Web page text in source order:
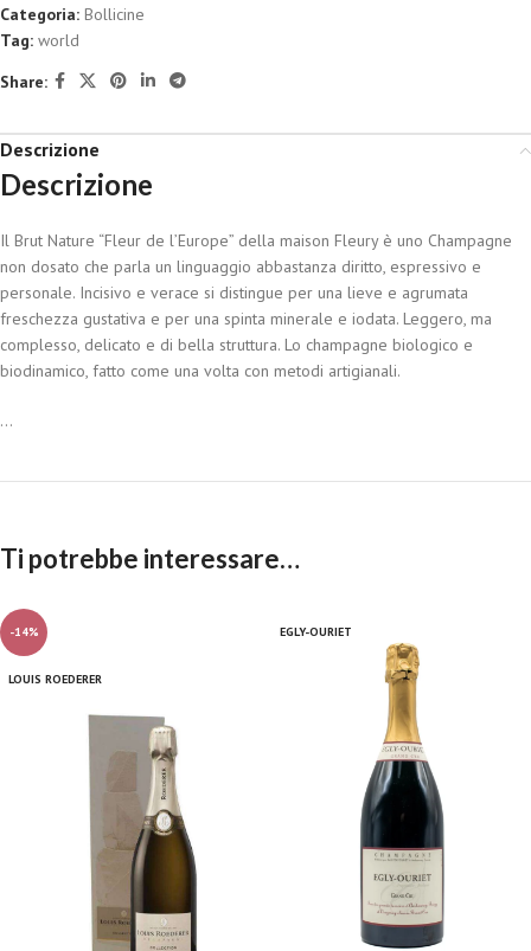
Categoria: Bollicine
Tag: world
Share:
Descrizione
Descrizione
Il Brut Nature “Fleur de l’Europe” della maison Fleury è uno Champagne
non dosato che parla un linguaggio abbastanza diritto, espressivo e
personale. Incisivo e verace si distingue per una lieve e agrumata
freschezza gustativa e per una spinta minerale e iodata. Leggero, ma
complesso, delicato e di bella struttura. Lo champagne biologico e
biodinamico, fatto come una volta con metodi artigianali.
...
Ti potrebbe interessare…
-14%
LOUIS ROEDERER
EGLY-OURIET